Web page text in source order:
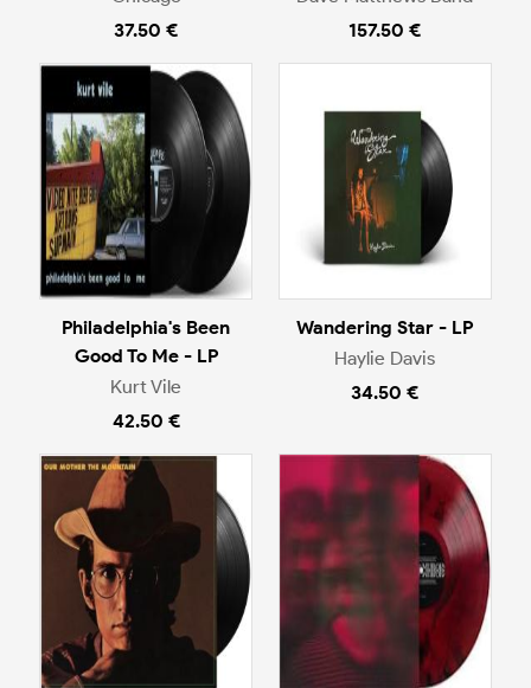
37.50 €
157.50 €
Philadelphia's Been
Good To Me - LP
Kurt Vile
42.50 €
Wandering Star - LP
Haylie Davis
34.50 €